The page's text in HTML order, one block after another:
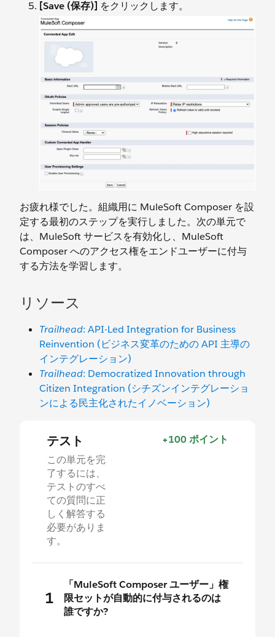
[Save (保存)] をクリックします。
お疲れ様でした。組織用に MuleSoft Composer を設
定する最初のステップを実行しました。次の単元で
は、MuleSoft サービスを有効化し、MuleSoft
Composer へのアクセス権をエンドユーザーに付与
する方法を学習します。
リソース
Trailhead: API-Led Integration for Business
Reinvention (ビジネス変革のための API 主導の
インテグレーション)
Trailhead: Democratized Innovation through
Citizen Integration (シチズンインテグレーショ
ンによる民主化されたイノベーション)